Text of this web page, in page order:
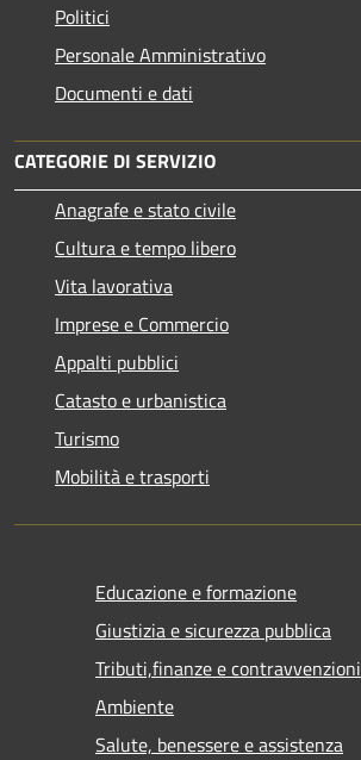
Politici
Personale Amministrativo
Documenti e dati
CATEGORIE DI SERVIZIO
Anagrafe e stato civile
Cultura e tempo libero
Vita lavorativa
Imprese e Commercio
Appalti pubblici
Catasto e urbanistica
Turismo
Mobilità e trasporti
Educazione e formazione
Giustizia e sicurezza pubblica
Tributi,finanze e contravvenzioni
Ambiente
Salute, benessere e assistenza